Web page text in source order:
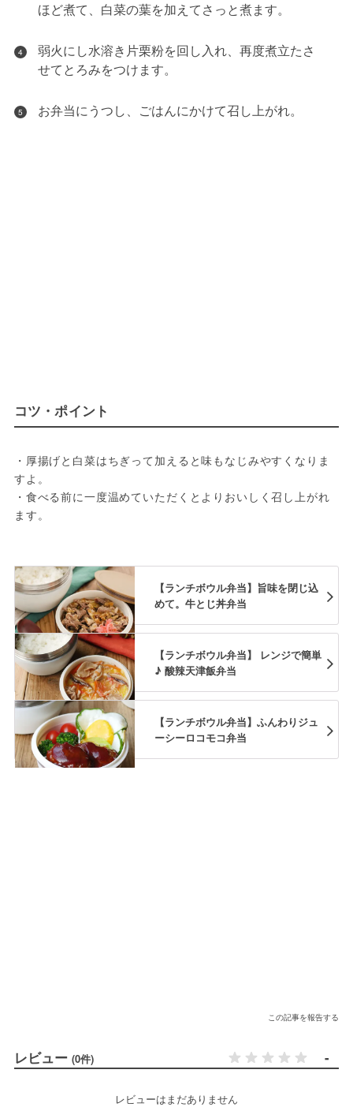
ほど煮て、白菜の葉を加えてさっと煮ます。
4
弱火にし水溶き片栗粉を回し入れ、再度煮立たさ
せてとろみをつけます。
5 お弁当にうつし、ごはんにかけて召し上がれ。
コツ・ポイント
・厚揚げと白菜はちぎって加えると味もなじみやすくなりま
すよ。
・食べる前に一度温めていただくとよりおいしく召し上がれ
ます。
【ランチボウル弁当】旨味を閉じ込
めて。牛とじ丼弁当
【ランチボウル弁当】 レンジで簡単
♪ 酸辣天津飯弁当
【ランチボウル弁当】ふんわりジュ
ーシーロコモコ弁当
この記事を報告する
レビュー (0件) -
レビューはまだありません